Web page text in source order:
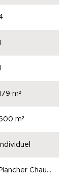
m²
m²
Individuel
Plancher Chauffant